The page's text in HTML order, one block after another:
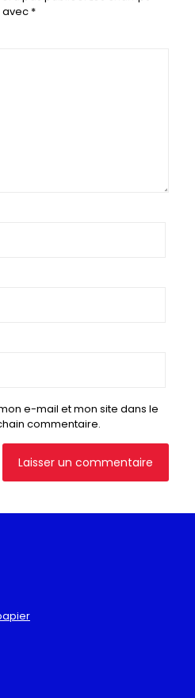
avec *
e-mail et mon site dans le
commentaire.